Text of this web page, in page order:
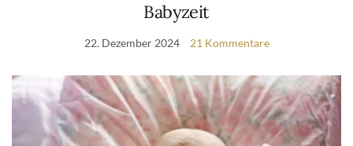
Babyzeit
22. Dezember 2024 21 Kommentare